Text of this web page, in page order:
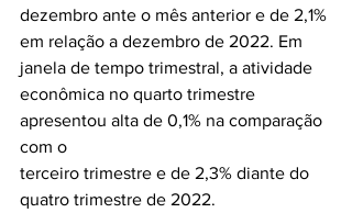
dezembro ante o mês anterior e de 2,1%
em relação a dezembro de 2022. Em
janela de tempo trimestral, a atividade
econômica no quarto trimestre
apresentou alta de 0,1% na comparação
com o
terceiro trimestre e de 2,3% diante do
quatro trimestre de 2022.